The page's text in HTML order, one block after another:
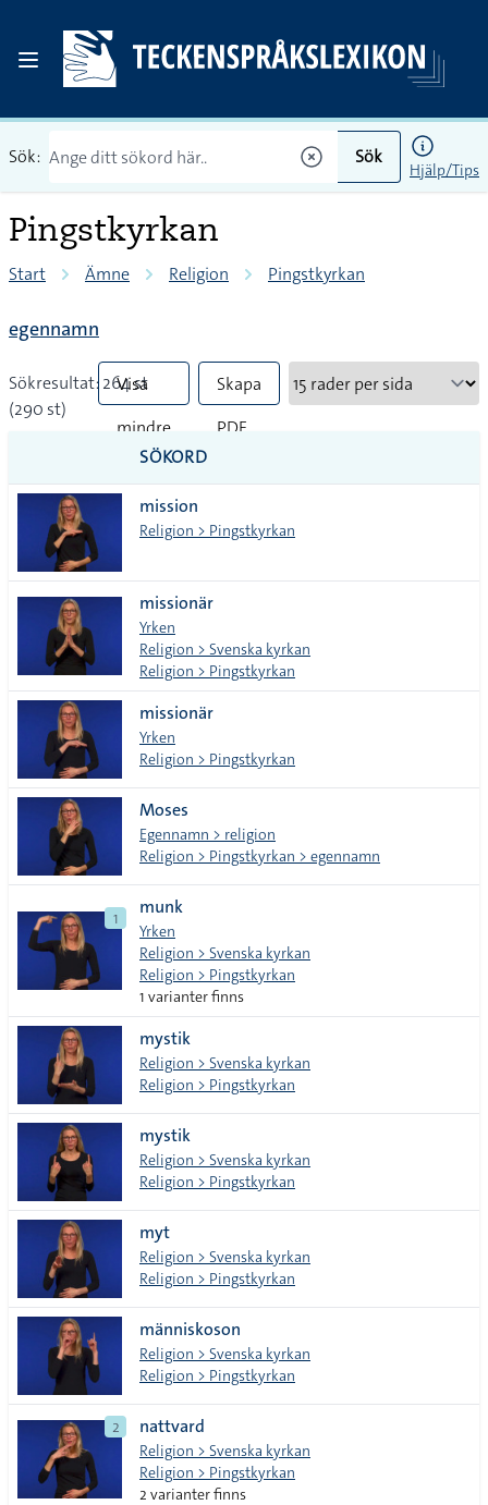
Sök: Sök
Hjälp/Tips
Pingstkyrkan
Start Ämne Religion Pingstkyrkan
egennamn
Sökresultat: 264 st
(290 st)
Visa
mindre
tecken
Skapa
PDF
SÖKORD
mission
Religion > Pingstkyrkan
missionär
Yrken
Religion > Svenska kyrkan
Religion > Pingstkyrkan
missionär
Yrken
Religion > Pingstkyrkan
Moses
Egennamn > religion
Religion > Pingstkyrkan > egennamn
1 munk
Yrken
Religion > Svenska kyrkan
Religion > Pingstkyrkan
1 varianter finns
mystik
Religion > Svenska kyrkan
Religion > Pingstkyrkan
mystik
Religion > Svenska kyrkan
Religion > Pingstkyrkan
myt
Religion > Svenska kyrkan
Religion > Pingstkyrkan
människoson
Religion > Svenska kyrkan
Religion > Pingstkyrkan
2 nattvard
Religion > Svenska kyrkan
Religion > Pingstkyrkan
2 varianter finns